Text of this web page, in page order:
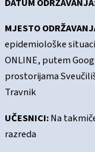
DATUM ODRŽAVANJA
MJESTO
epidemiološke
ONLINE, putem
prostorijama
Travnik
UČESNICI:Na
razreda